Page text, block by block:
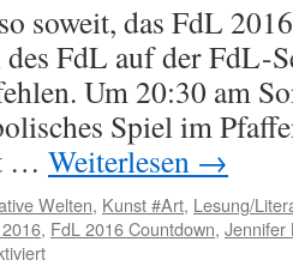
soweit, das FdL
FdL auf der FdL-
Um 20:30 am
Spiel im
… Weiterlesen →
Welten, Kunst #Art, Lesung/
, FdL 2016 Countdown, Jennifer
für